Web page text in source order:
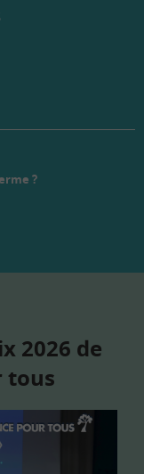
?
2026 de
tous